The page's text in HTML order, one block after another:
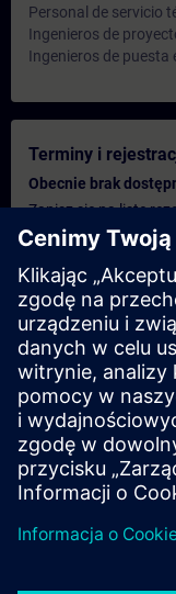
Personal de servicio
Ingenieros de
Ingenieros de puesta
Terminy i
Obecnie brak
Zapisz się na listę
tylko pojawią się
Aktywuj usługę
Jeśli potrzebujesz
szkolenia, na
łącze. Najpierw
następnie wycena
Podaj ofertę